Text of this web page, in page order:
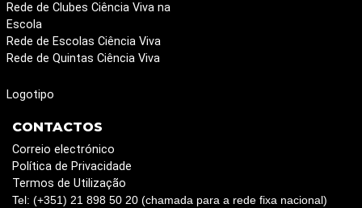
Rede de Clubes Ciência Viva na
Escola
Rede de Escolas Ciência Viva
Rede de Quintas Ciência Viva
Logotipo
CONTACTOS
Correio electrónico
Política de Privacidade
Termos de Utilização
Tel: (+351) 21 898 50 20 (chamada para a rede fixa nacional)